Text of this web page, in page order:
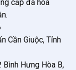
cấp đá hoa
Cần Giuộc, Tỉnh
Hưng Hòa B,